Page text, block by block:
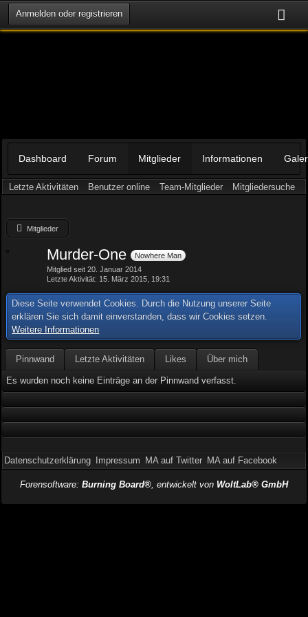
Anmelden oder registrieren
Dashboard Forum Mitglieder Informationen
Letzte Aktivitäten Benutzer online Team-Mitglieder Mitgliedersuche
Mitglieder
Murder-One Nowhere Man
Mitglied seit 20. Januar 2014
Letzte Aktivität 15. März 2015, 19:31
Diese Seite verwendet Cookies. Durch die Nutzung unserer Seite
erklären Sie sich damit einverstanden, dass wir Cookies setzen.
Weitere Informationen
Pinnwand Letzte Aktivitäten Likes Über mich
Es wurden noch keine Einträge an der Pinnwand verfasst.
Datenschutzerklärung Impressum MA auf Twitter MA auf Facebook
Forensoftware: Burning Board®, entwickelt von WoltLab® GmbH